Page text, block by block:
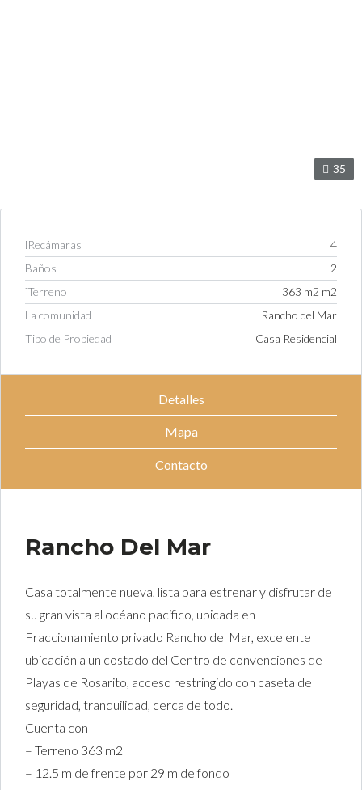
35
Dormitorios
4
Baño
2
Tamaño De Lote
363 m2 m2
La comunidad
Rancho del Mar
Tipo de
Casa Residencial
Detalles
Mapa
Contacto
Rancho Del Mar
Casa totalmente nueva, lista para estrenar y disfrutar de
su gran vista al océano pacifico, ubicada en
Fraccionamiento privado Rancho del Mar, excelente
ubicación a un costado del Centro de convenciones de
Playas de Rosarito, acceso restringido con caseta de
seguridad, tranquilidad, cerca de todo.
Cuenta con
– Terreno 363 m2
– 12.5 m de frente por 29 m de fondo